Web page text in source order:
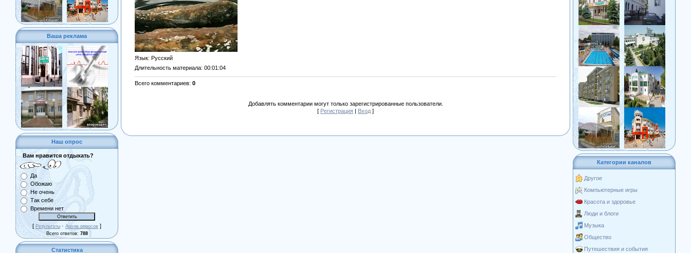
Ваша реклама
Наш опрос
Вам нравится отдыхать?
Да
Обожаю
Не очень
Так себе
Времени нет
[ Результаты · Архив опросов ]
Всего ответов: 788
Статистика
Язык: Русский
Длительность материала: 00:01:04
Всего комментариев: 0
Добавлять комментарии могут только зарегистрированные пользователи.
[ Регистрация | Вход ]
Категории каналов
Другое
Компьютерные игры
Красота и здоровье
Люди и блоги
Музыка
Общество
Путешествия и события